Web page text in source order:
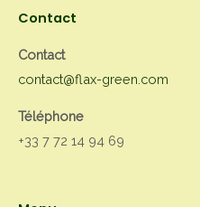
Contact
Contact
contact@flax-green.com
Téléphone
+33 7 72 14 94 69